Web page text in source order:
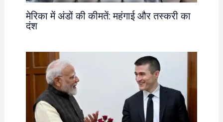
मेरिका में अंडों की कीमतें: महंगाई और तस्करी का
दंश